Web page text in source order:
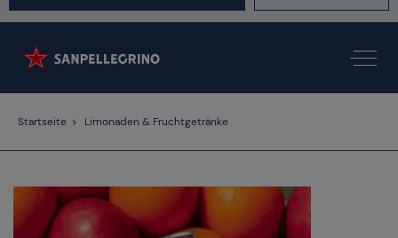
Startseite Limonaden & Fruchtgetränke